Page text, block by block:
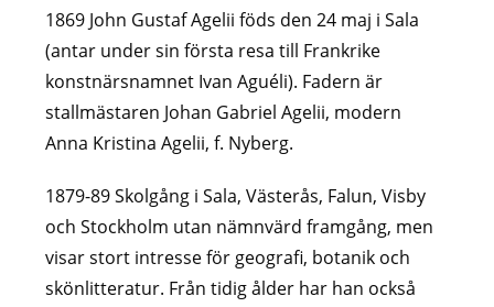
1869 John Gustaf Agelii föds den 24 maj i Sala
(antar under sin första resa till Frankrike
konstnärsnamnet Ivan Aguéli). Fadern är
stallmästaren Johan Gabriel Agelii, modern
Anna Kristina Agelii, f. Nyberg.
1879-89 Skolgång i Sala, Västerås, Falun, Visby
och Stockholm utan nämnvärd framgång, men
visar stort intresse för geografi, botanik och
skönlitteratur. Från tidig ålder har han också